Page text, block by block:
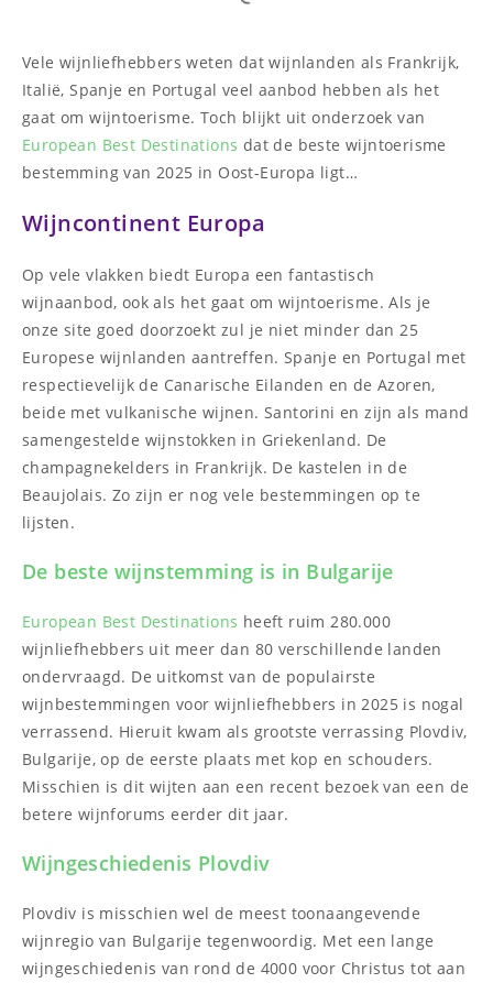
Vele wijnliefhebbers weten dat wijnlanden als Frankrijk,
Italië, Spanje en Portugal veel aanbod hebben als het
gaat om wijntoerisme. Toch blijkt uit onderzoek van
European Best Destinations dat de beste wijntoerisme
bestemming van 2025 in Oost-Europa ligt…
Wijncontinent Europa
Op vele vlakken biedt Europa een fantastisch
wijnaanbod, ook als het gaat om wijntoerisme. Als je
onze site goed doorzoekt zul je niet minder dan 25
Europese wijnlanden aantreffen. Spanje en Portugal met
respectievelijk de Canarische Eilanden en de Azoren,
beide met vulkanische wijnen. Santorini en zijn als mand
samengestelde wijnstokken in Griekenland. De
champagnekelders in Frankrijk. De kastelen in de
Beaujolais. Zo zijn er nog vele bestemmingen op te
lijsten.
De beste wijnstemming is in Bulgarije
European Best Destinations heeft ruim 280.000
wijnliefhebbers uit meer dan 80 verschillende landen
ondervraagd. De uitkomst van de populairste
wijnbestemmingen voor wijnliefhebbers in 2025 is nogal
verrassend. Hieruit kwam als grootste verrassing Plovdiv,
Bulgarije, op de eerste plaats met kop en schouders.
Misschien is dit wijten aan een recent bezoek van een de
betere wijnforums eerder dit jaar.
Wijngeschiedenis Plovdiv
Plovdiv is misschien wel de meest toonaangevende
wijnregio van Bulgarije tegenwoordig. Met een lange
wijngeschiedenis van rond de 4000 voor Christus tot aan